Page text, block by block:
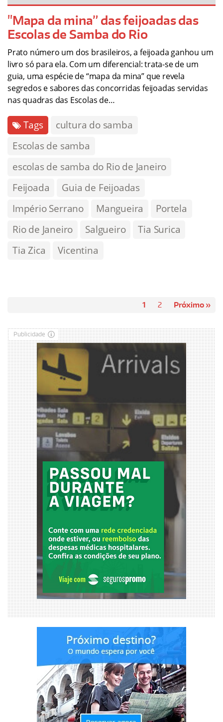
"Mapa da mina” das feijoadas das
Escolas de Samba do Rio
Prato número um dos brasileiros, a feijoada ganhou um
livro só para ela. Com um diferencial: trata-se de um
guia, uma espécie de “mapa da mina” que revela
segredos e sabores das concorridas feijoadas servidas
nas quadras das Escolas de…
Tags
cultura do samba
Escolas de samba
escolas de samba do Rio de Janeiro
Feijoada
Guia de Feijoadas
Império Serrano
Mangueira
Portela
Rio de Janeiro
Salgueiro
Tia Surica
Tia Zica
Vicentina
1 2 Próximo »
Publicidade